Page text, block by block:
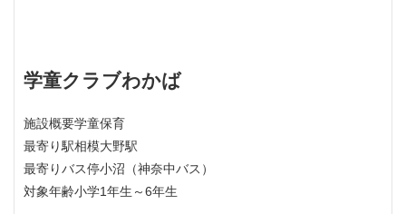
学童クラブわかば
施設概要学童保育
最寄り駅相模大野駅
最寄りバス停小沼（神奈中バス）
対象年齢小学1年生～6年生